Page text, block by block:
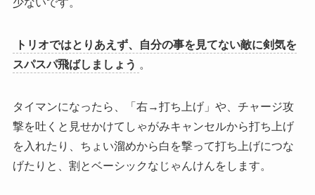
少ないです。
トリオではとりあえず、自分の事を見てない敵に剣気を
スパスパ飛ばしましょう 。
タイマンになったら、「右→打ち上げ」や、チャージ攻
撃を吐くと見せかけてしゃがみキャンセルから打ち上げ
を入れたり、ちょい溜めから白を撃って打ち上げにつな
げたりと、割とベーシックなじゃんけんをします。